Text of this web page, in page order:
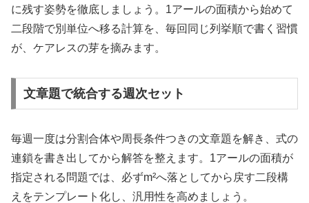
に残す姿勢を徹底しましょう。1アールの面積から始めて
二段階で別単位へ移る計算を、毎回同じ列挙順で書く習慣
が、ケアレスの芽を摘みます。
文章題で統合する週次セット
毎週一度は分割合体や周長条件つきの文章題を解き、式の
連鎖を書き出してから解答を整えます。1アールの面積が
指定される問題では、必ずm²へ落としてから戻す二段構
えをテンプレート化し、汎用性を高めましょう。